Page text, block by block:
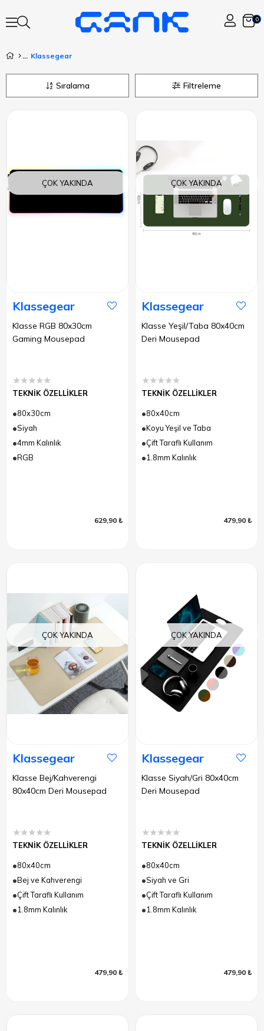
0
Klassegear
Filtreleme
Sıralama
ÇOK YAKINDA
Klassegear
Klasse RGB 80x30cm
Gaming Mousepad
★★★★★
TEKNİK ÖZELLİKLER
80x30cm
Siyah
4mm Kalınlık
RGB
629,90 ₺
ÇOK YAKINDA
Klassegear
Klasse Yeşil/Taba 80x40cm
Deri Mousepad
★★★★★
TEKNİK ÖZELLİKLER
80x40cm
Koyu Yeşil ve Taba
Çift Taraflı Kullanım
1.8mm Kalınlık
479,90 ₺
ÇOK YAKINDA
Klassegear
Klasse Bej/Kahverengi
80x40cm Deri Mousepad
★★★★★
TEKNİK ÖZELLİKLER
80x40cm
Bej ve Kahverengi
Çift Taraflı Kullanım
1.8mm Kalınlık
479,90 ₺
ÇOK YAKINDA
Klassegear
Klasse Siyah/Gri 80x40cm
Deri Mousepad
★★★★★
TEKNİK ÖZELLİKLER
80x40cm
Siyah ve Gri
Çift Taraflı Kullanım
1.8mm Kalınlık
479,90 ₺